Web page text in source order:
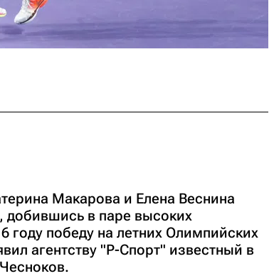
Макарова и Елена Веснина
добившись в паре высоких
году победу на летних Олимпийских
агентству "Р-Спорт" известный в